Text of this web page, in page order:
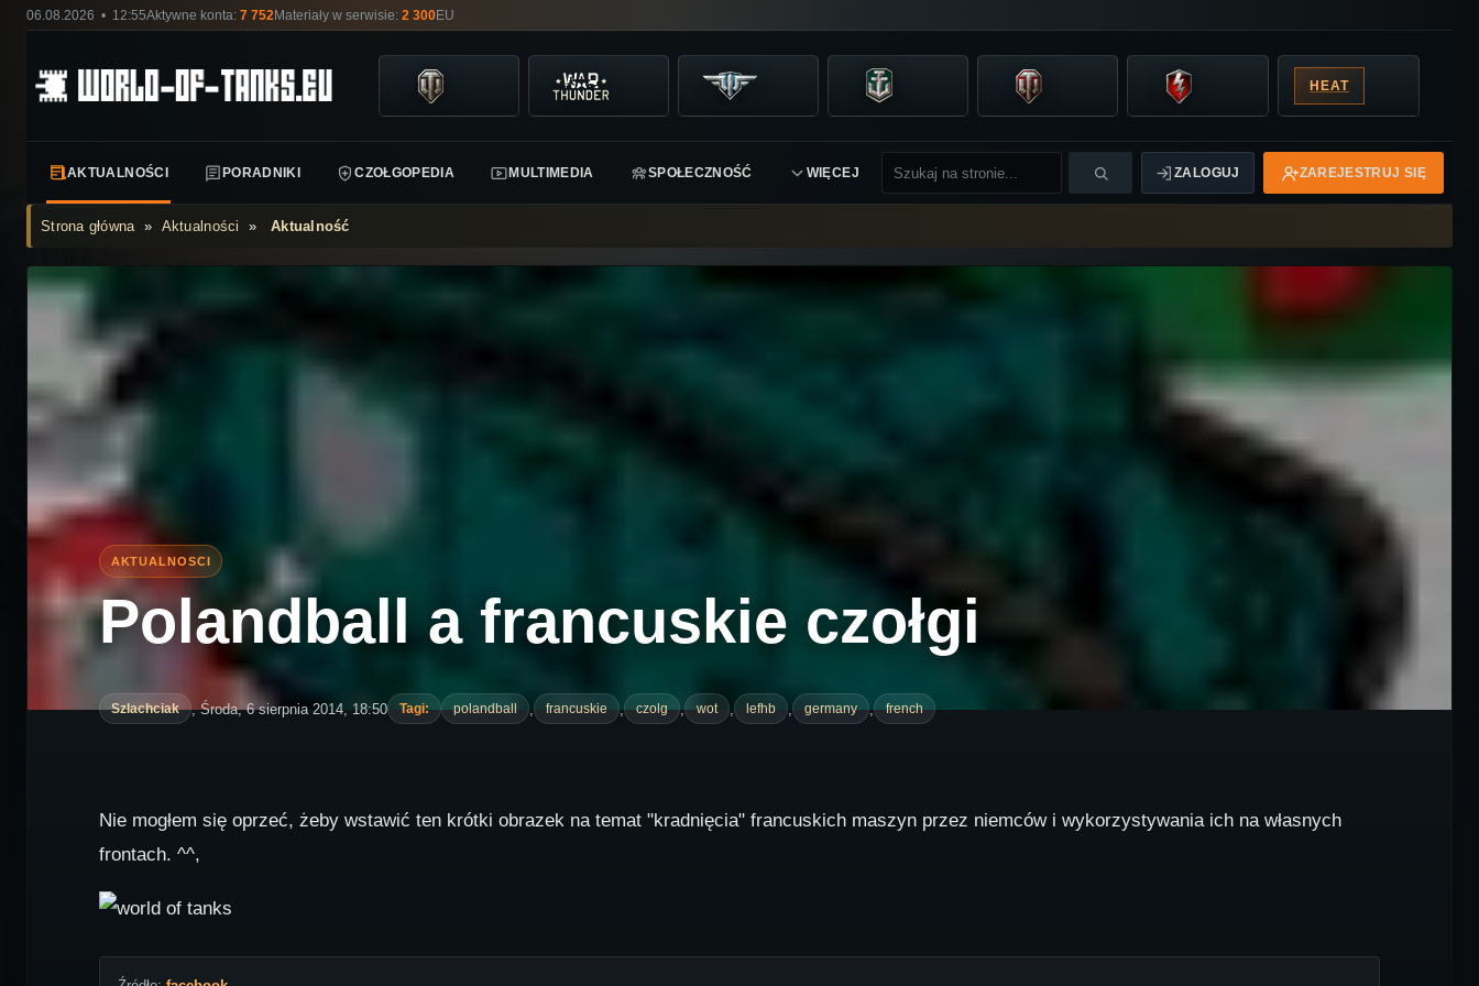
06.08.2026 • 12:55Aktywne konta: 7 752Materiały w serwisie: 2 300EU
HEAT
AKTUALNOŚCI PORADNIKI CZOŁGOPEDIA MULTIMEDIA SPOŁECZNOŚĆ WIĘCEJ ZALOGUJ ZAREJESTRUJ SIĘ
Strona główna» Aktualności »Aktualność
Polandball a francuskie czołgi
Szlachciak , Środa, 6 sierpnia 2014, 18:50 Tagi: polandball , francuskie , czolg , wot , lefhb , germany , french
Nie mogłem się oprzeć, żeby wstawić ten krótki obrazek na temat "kradnięcia" francuskich maszyn przez niemców i wykorzystywania ich na własnych
frontach. ^^,